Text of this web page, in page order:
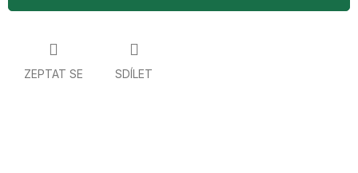
ZEPTAT SE SDÍLET